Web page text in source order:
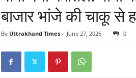
बाजार भांजे की चाकू से
By Uttrakhand Times- June 27, 2026 0